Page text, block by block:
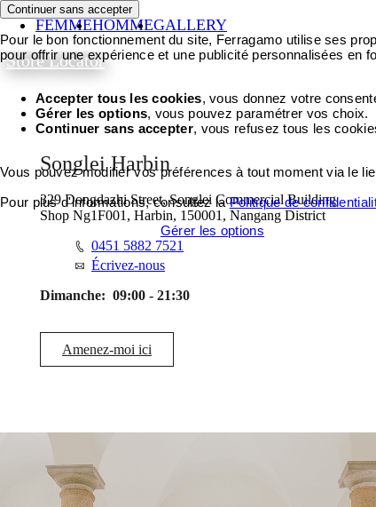
FEMMEHOMMEGALLERY
Store Locator
Songlei Harbin
329 Dongdazhi Street, Songlei Commercial Building
Shop Ng1F001, Harbin, 150001, Nangang District
0451 5882 7521
Écrivez-nous
Dimanche: 09:00 - 21:30
Amenez-moi ici
Continuer sans accepter
Pour le bon fonctionnement du site, Ferragamo utilise ses
pour offrir une expérience et une publicité personnalisées en
Accepter tous les cookies, vous donnez votre
Gérer les options, vous pouvez paramétrer vos choix.
Continuer sans accepter, vous refusez tous les
Vous pouvez modifier vos préférences à tout moment via le
Pour plus d'informations, consultez laPolitique de
Gérer les options